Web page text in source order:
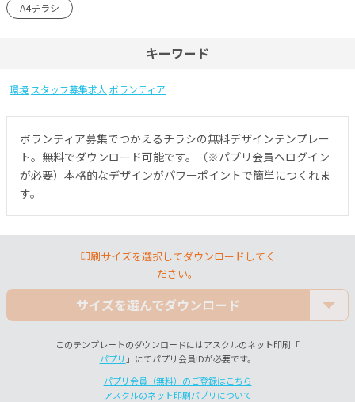
A4チラシ
キーワード
環境 スタッフ募集求人 ボランティア
ボランティア募集でつかえるチラシの無料デザインテンプレー
ト。無料でダウンロード可能です。（※パプリ会員へログイン
が必要）本格的なデザインがパワーポイントで簡単につくれま
す。
印刷サイズを選択してダウンロードしてく
ださい。
サイズを選んでダウンロード
このテンプレートのダウンロードにはアスクルのネット印刷「
パプリ 」にてパプリ会員IDが必要です。
パプリ会員（無料）のご登録はこちら
アスクルのネット印刷パプリについて